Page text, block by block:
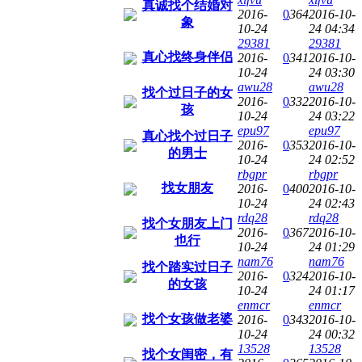
真诚找个结婚对
象
2016-
10-24
03642016-10-
24 04:34
真心找终身伴侣
29381
2016-
10-24
0341
29381
2016-10-
24 03:30
找个过日子的女
孩
awu28
2016-
10-24
0332
awu28
2016-10-
24 03:22
真心找个过日子
的男士
epu97
2016-
10-24
0353
epu97
2016-10-
24 02:52
找女朋友
rbgpr
2016-
10-24
0400
rbgpr
2016-10-
24 02:43
找个女朋友上门
也行
rdq28
2016-
10-24
0367
rdq28
2016-10-
24 01:29
找个踏实过日子
的女孩
nam76
2016-
10-24
0324
nam76
2016-10-
24 01:17
找个女孩做老婆
enmcr
2016-
10-24
0343
enmcr
2016-10-
24 00:32
找个女闺密，有 13528
13528